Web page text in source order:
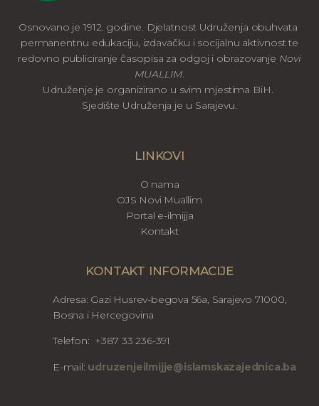
Osnovano je 1912. godine. Djelatnost Udruženja obuhvata
permanentnu edukaciju, izdavačku i socijalnu aktivnost te
redovno publiciranje časopisa za odgoj i obrazovanje Novi
MUALLIM.
Udruženje je organizirano u svim mjestima BiH.
Sjedište Udruženja je u Sarajevu.
LINKOVI
O nama
OJS Novi Muallim
Portal e-ilmijja
Kontakt
KONTAKT INFORMACIJE
Adresa: Gazi Husrev-begova 56a, Sarajevo 71000,
Bosna i Hercegovina
Telefon: +387 33 236-391
E-mail: udruzenjeilmijje@islamskazajednica.ba